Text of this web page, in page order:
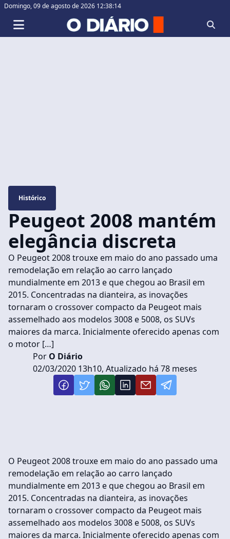
Domingo,09 de agosto de 2026 12:38:15
Histórico
Peugeot 2008 mantém
elegância discreta
O Peugeot 2008 trouxe em maio do ano passado uma
remodelação em relação ao carro lançado
mundialmente em 2013 e que chegou ao Brasil em
2015. Concentradas na dianteira, as inovações
tornaram o crossover compacto da Peugeot mais
assemelhado aos modelos 3008 e 5008, os SUVs
maiores da marca. Inicialmente oferecido apenas com
o motor […]
Por O Diário
02/03/2020 13h10, Atualizado há 78 meses
O Peugeot 2008 trouxe em maio do ano passado uma
remodelação em relação ao carro lançado
mundialmente em 2013 e que chegou ao Brasil em
2015. Concentradas na dianteira, as inovações
tornaram o crossover compacto da Peugeot mais
assemelhado aos modelos 3008 e 5008, os SUVs
maiores da marca. Inicialmente oferecido apenas com